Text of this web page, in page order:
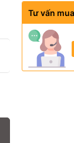
Tư vấn